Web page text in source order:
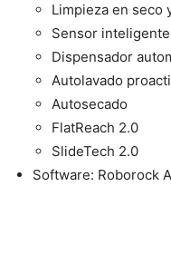
Limpieza en seco
Sensor
Dispensador
Autolavado
Autosecado
FlatReach 2.0
SlideTech 2.0
Software: Roborock